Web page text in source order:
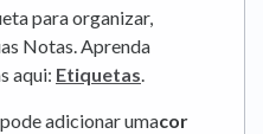
para organizar,
Notas. Aprenda
aqui: Etiquetas
adicionar umacor